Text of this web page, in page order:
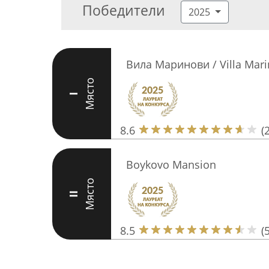
Победители 2025
I Място
Вила Маринови / Villa
8.6
II Място
Boykovo Mansion
8.5